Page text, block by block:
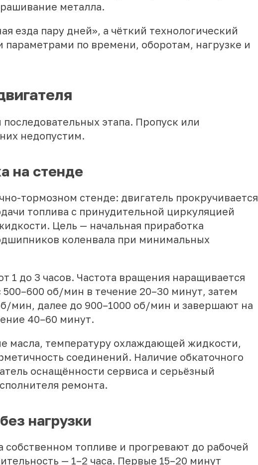
металла.
езда пару дней», а чёткий технологический
параметрами по времени, оборотам, нагрузке и
этапа. Пропуск или
недопустим.
на стенде
тормозном стенде: двигатель прокручивается
топлива с принудительной циркуляцией
Цель — начальная приработка
коленвала при минимальных
1 до 3 часов. Частота вращения наращивается
500–600 об/мин в течение 20–30 минут, затем
мин, далее до 900–1000 об/мин и завершают на
40–60 минут.
масла, температуру охлаждающей жидкости,
соединений. Наличие обкаточного
оснащённости сервиса и серьёзный
ремонта.
нагрузки
собственном топливе и прогревают до рабочей
— 1–2 часа. Первые 15–20 минут